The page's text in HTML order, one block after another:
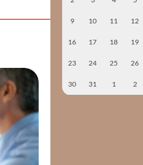
9 10 11 12
16 17 18 19
23 24 25 26
30 31 1 2